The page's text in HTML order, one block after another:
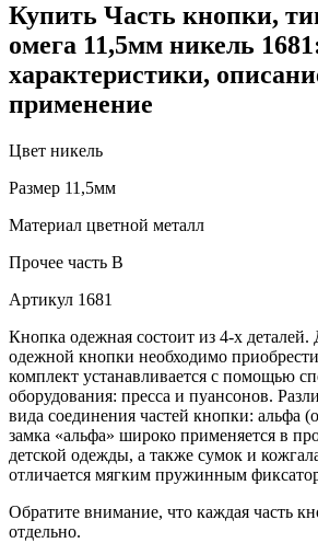
Купить Часть кнопки,
омега 11,5мм никель
характеристики,
применение
Цвет никель
Размер 11,5мм
Материал цветной металл
Прочее часть В
Артикул 1681
Кнопка одежная состоит из 4-х деталей.
одежной кнопки необходимо
комплект устанавливается с помощью
оборудования: пресса и пуансонов.
вида соединения частей кнопки: альфа
замка «альфа» широко применяется в
детской одежды, а также сумок и
отличается мягким пружинным
Обратите внимание, что каждая часть
отдельно.